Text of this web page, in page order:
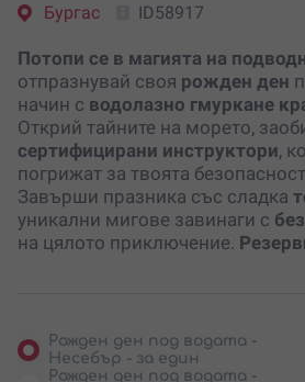
Бургас ID58917
Потопи се в магията на
отпразнувай своя рожден ден
начин с водолазно гмуркане
Открий тайните на морето,
сертифицирани инструктори,
погрижат за твоята
Завърши празника със сладка
уникални мигове завинаги с
на цялото приключение.
Рожден ден под водата -
Несебър - за един
Рожден ден под водата -